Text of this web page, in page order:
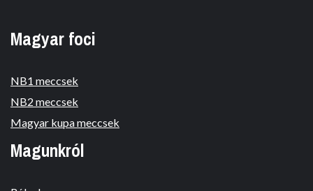
Magyar foci
NB1 meccsek
NB2 meccsek
Magyar kupa meccsek
Magunkról